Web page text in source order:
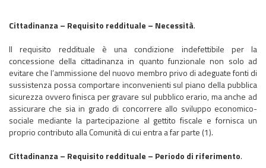
Cittadinanza – Requisito reddituale – Necessità.
Il requisito reddituale è una condizione indefettibile per la
concessione della cittadinanza in quanto funzionale non solo ad
evitare che l’ammissione del nuovo membro privo di adeguate fonti di
sussistenza possa comportare inconvenienti sul piano della pubblica
sicurezza ovvero finisca per gravare sul pubblico erario, ma anche ad
assicurare che sia in grado di concorrere allo sviluppo economico-
sociale mediante la partecipazione al gettito fiscale e fornisca un
proprio contributo alla Comunità di cui entra a far parte (1).
Cittadinanza – Requisito reddituale – Periodo di riferimento.